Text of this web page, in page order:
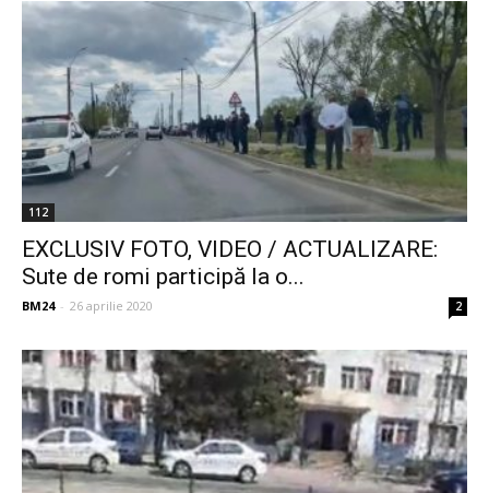
112
EXCLUSIV FOTO, VIDEO / ACTUALIZARE:
Sute de romi participă la o...
BM24 - 26 aprilie 2020 2